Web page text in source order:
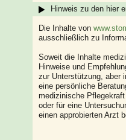
Hinweis zu den hier
Die Inhalte von
ausschließlich zu
Soweit die Inhalte
Hinweise und
zur Unterstützung, aber
eine persönliche
medizinische
oder für eine
einen approbierten Arzt